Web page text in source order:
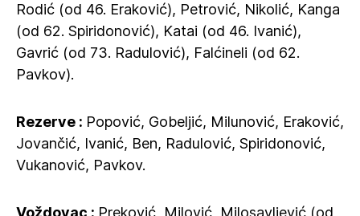
Rodić (od 46. Eraković), Petrović, Nikolić, Kanga
(od 62. Spiridonović), Katai (od 46. Ivanić),
Gavrić (od 73. Radulović), Falćineli (od 62.
Pavkov).
Rezerve : Popović, Gobeljić, Milunović, Eraković,
Jovančić, Ivanić, Ben, Radulović, Spiridonović,
Vukanović, Pavkov.
Voždovac : Preković, Milović, Milosavljević (od